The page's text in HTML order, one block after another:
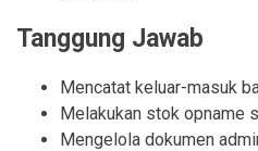
Tanggung Jawab
Mencatat keluar-masuk
Melakukan stok opname
Mengelola dokumen